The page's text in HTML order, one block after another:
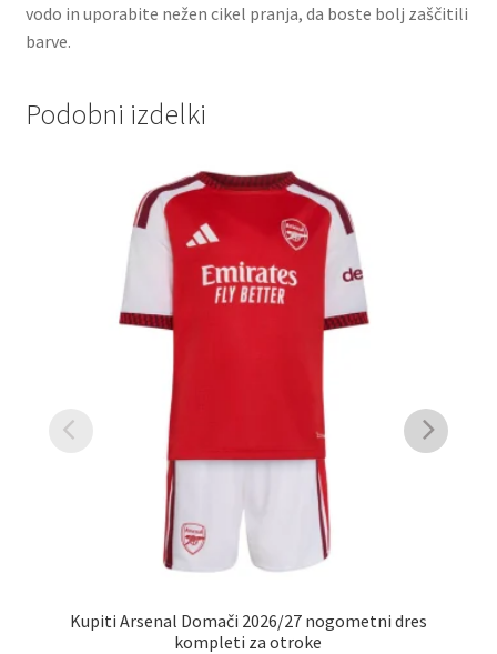
vodo in uporabite nežen cikel pranja, da boste bolj zaščitili
barve.
Podobni izdelki
Kupiti Arsenal Domači 2026/27 nogometni dres
kompleti za otroke